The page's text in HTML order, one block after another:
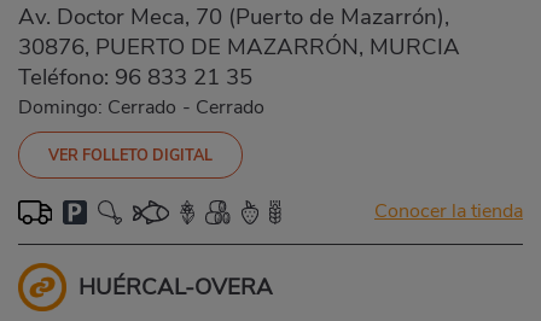
Av. Doctor Meca, 70 (Puerto de Mazarrón),
30876, PUERTO DE MAZARRÓN, MURCIA
Teléfono: 96 833 21 35
Domingo: Cerrado - Cerrado
VER FOLLETO DIGITAL
Conocer la tienda
HUÉRCAL-OVERA